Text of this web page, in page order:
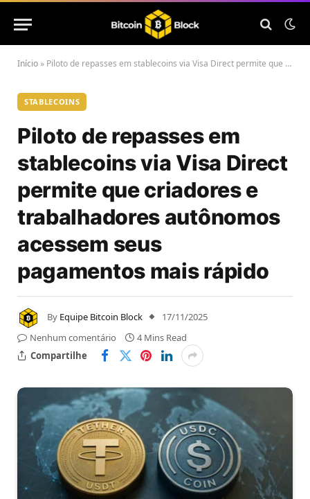
Início » Piloto de repasses em stablecoins via Visa Direct permite que criadores e trabalhadores autônomos acessem seus pagamentos mais rápido
STABLECOINS
Piloto de repasses em
stablecoins via Visa Direct
permite que criadores e
trabalhadores autônomos
acessem seus
pagamentos mais rápido
By Equipe Bitcoin Block
17/11/2025
Nenhum comentário
4 Mins Read
Compartilhe